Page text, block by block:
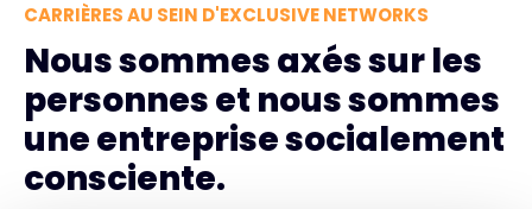
CARRIÈRES AU SEIN D'EXCLUSIVE NETWORKS
Nous sommes axés sur les
personnes et nous sommes
une entreprise socialement
consciente.